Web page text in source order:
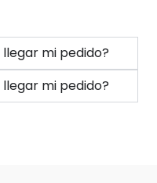
mi pedido?
mi pedido?